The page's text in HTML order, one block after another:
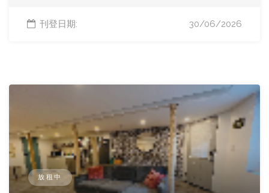
刊登日期: 30/06/2026
放租中